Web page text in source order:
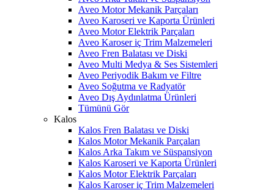
Aveo Motor Mekanik Parçaları
Aveo Karoseri ve Kaporta Ürünleri
Aveo Motor Elektrik Parçaları
Aveo Karoser iç Trim Malzemeleri
Aveo Fren Balatası ve Diski
Aveo Multi Medya & Ses Sistemleri
Aveo Periyodik Bakım ve Filtre
Aveo Soğutma ve Radyatör
Aveo Dış Aydınlatma Ürünleri
Tümünü Gör
Kalos
Kalos Fren Balatası ve Diski
Kalos Motor Mekanik Parçaları
Kalos Arka Takım ve Süspansiyon
Kalos Karoseri ve Kaporta Ürünleri
Kalos Motor Elektrik Parçaları
Kalos Karoser iç Trim Malzemeleri